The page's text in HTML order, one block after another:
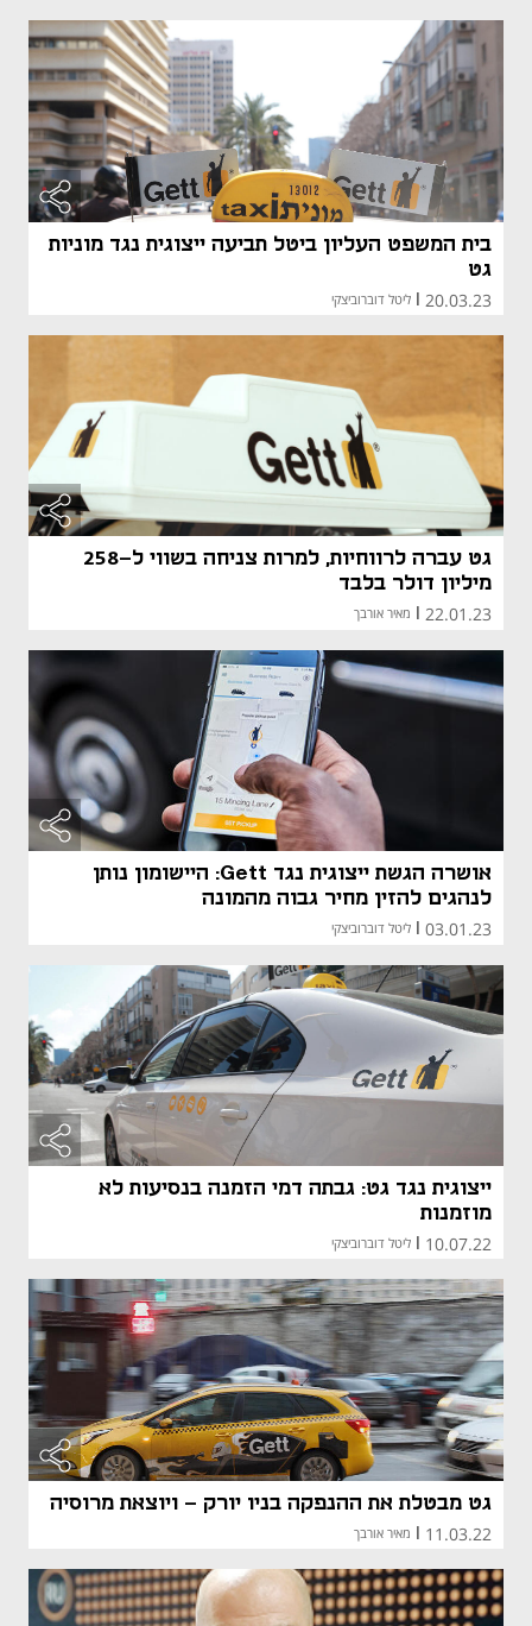
בית המשפט העליון ביטל תביעה ייצוגית נגד מוניות
גט
20.03.23
| ליטל דוברוביצקי
גט עברה לרווחיות, למרות צניחה בשווי ל-258
מיליון דולר בלבד
22.01.23 מאיר אורבך
אושרה הגשת ייצוגית נגד Gett: היישומון נותן
לנהגים להזין מחיר גבוה מהמונה
03.01.23 ליטל דוברוביצקי
ייצוגית נגד גט: גבתה דמי הזמנה בנסיעות לא
מוזמנות
10.07.22 ליטל דוברוביצקי
גט מבטלת את ההנפקה בניו יורק - ויוצאת מרוסיה
11.03.22 מאיר אורבך